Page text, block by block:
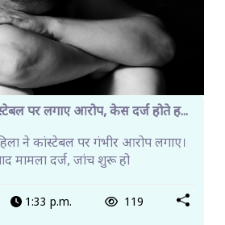
पर लगाए आरोप, केस दर्ज होते ह...
ने कांस्टेबल पर गंभीर आरोप लगाए।
मामला दर्ज, जांच शुरू हो
1:33 p.m. 119